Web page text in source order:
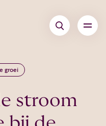
groei
stroom